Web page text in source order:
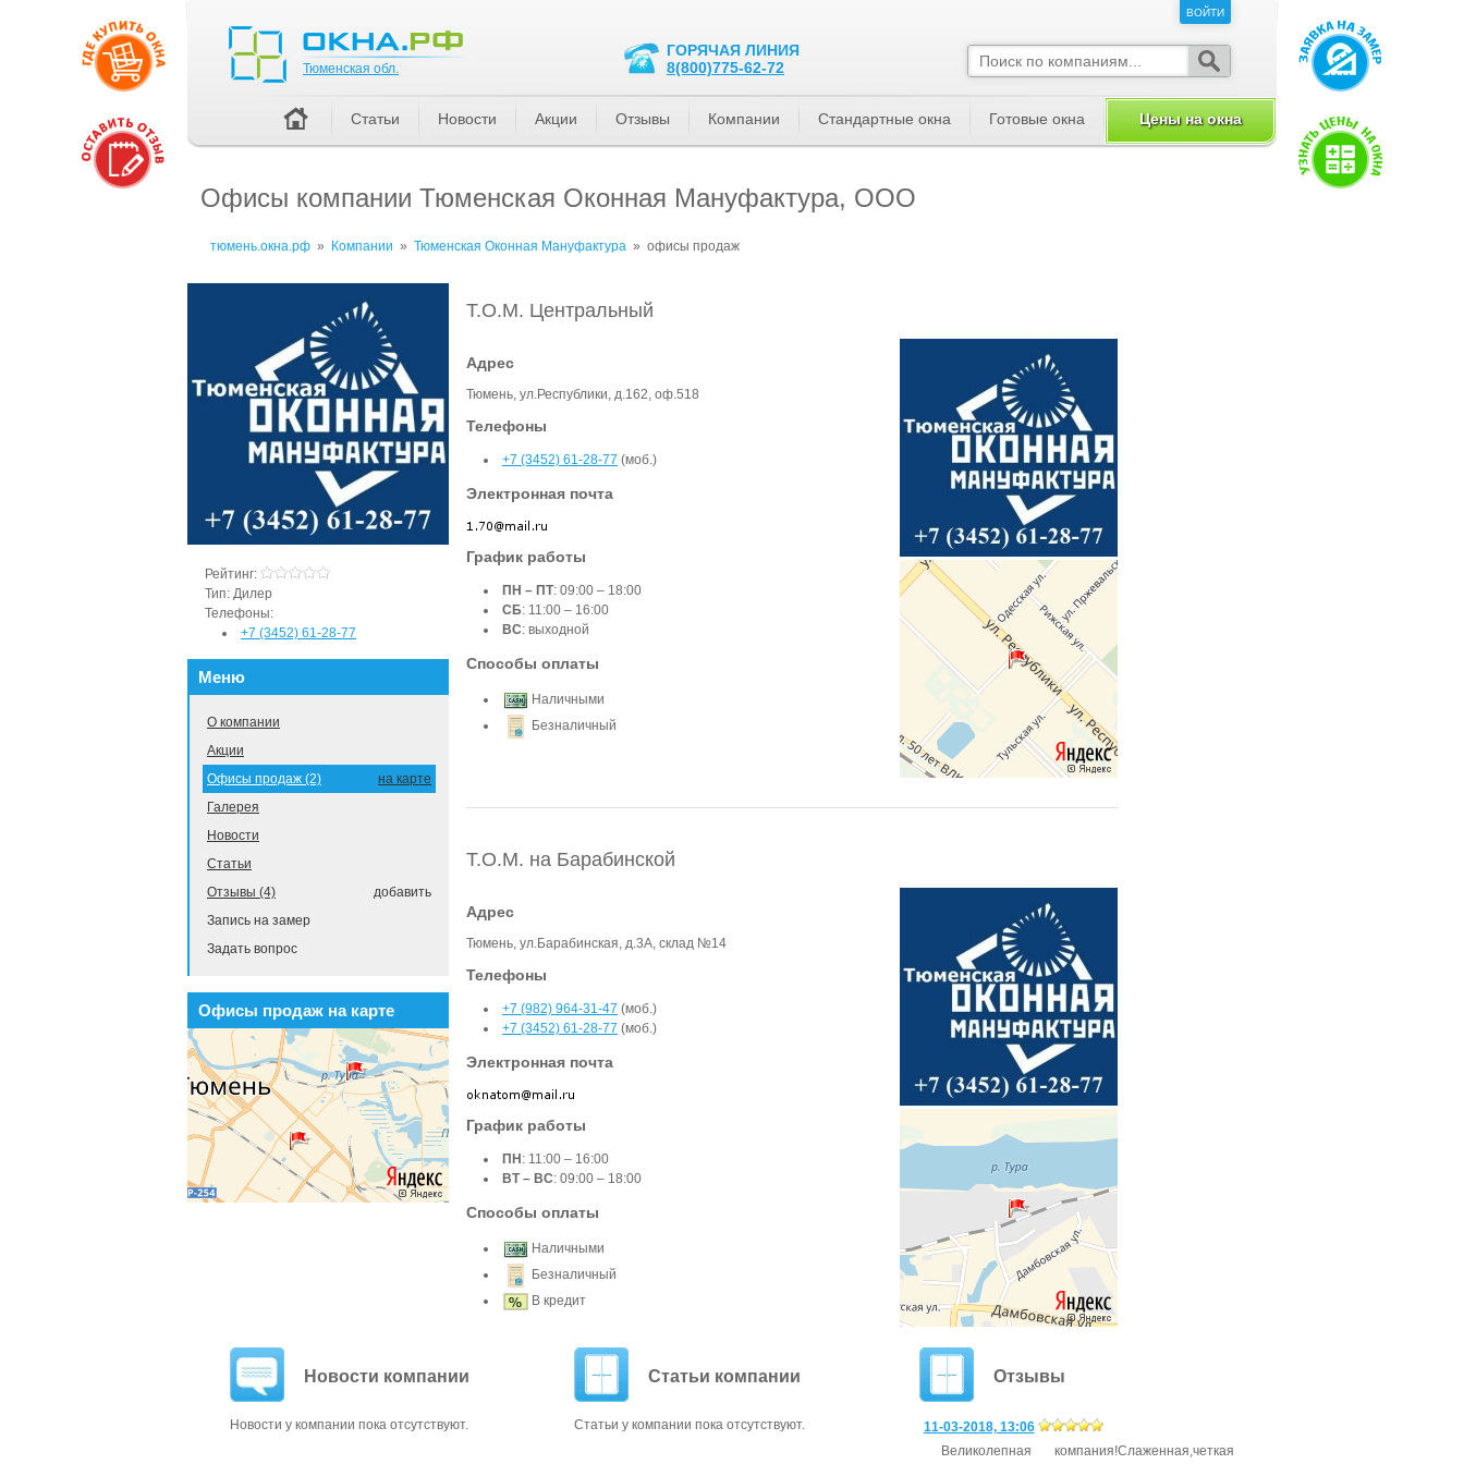
Офисы компании Тюменская Оконная Мануфактура, ООО
тюмень.окна.рф » Компании » Тюменская Оконная Мануфактура » офисы продаж
Т.О.М. Центральный
Адрес
Тюмень, ул.Республики, д.162, оф.518
Телефоны
+7 (3452) 61-28-77 (моб.)
Электронная почта
График работы
ПН – ПТ: 09:00 – 18:00
СБ: 11:00 – 16:00
ВС: выходной
Способы оплаты
Наличными
Безналичный
Т.О.М. на Барабинской
Адрес
Тюмень, ул.Барабинская, д.3А, склад №14
Телефоны
+7 (982) 964-31-47 (моб.)
+7 (3452) 61-28-77 (моб.)
Электронная почта
График работы
ПН : 11:00 – 16:00
ВТ – ВС: 09:00 – 18:00
Способы оплаты
Наличными
Безналичный
В кредит
Рейтинг:
Тип: Дилер
Телефоны:
+7 (3452) 61-28-77
Меню
О компании
Акции
на карте
Офисы продаж (2)
Галерея
Новости
Статьи
добавить
Отзывы (4)
Запись на замер
Задать вопрос
Офисы продаж на карте
Новости компании
Новости у компании пока отсутствуют.
Статьи компании
Статьи у компании пока отсутствуют.
Отзывы
11-03-2018, 13:06
Ве­лико­леп­ная ком­па­ния!Сла­жен­ная,чет­кая
ВОЙТИ
Тюменская обл.
ГОРЯЧАЯ ЛИНИЯ
8(800)775-62-72
Статьи Новости Акции Отзывы Компании Стандартные окна Готовые окна Цены на окна
ВОЙТИ